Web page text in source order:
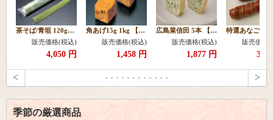
茶そば/青垣 120g×10本 【常温】
販売価格(税込)
4,050 円
角あげ15g 1kg 【冷凍】
販売価格(税込)
1,458 円
広島菜信田 5本 【冷凍】
販売価格(税込)
1,877 円
販売価格(
< >
季節の厳選商品